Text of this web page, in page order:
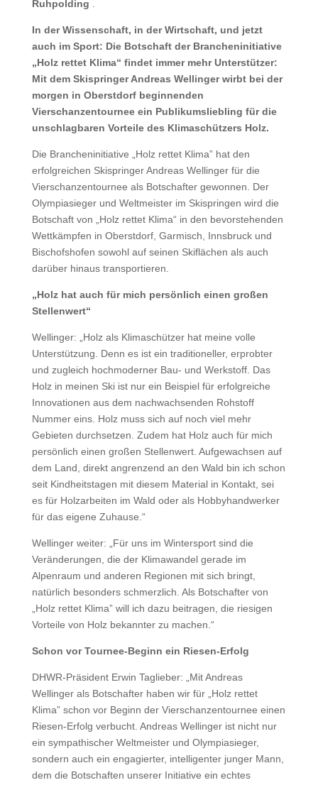
Ruhpolding .
In der Wissenschaft, in der Wirtschaft, und jetzt
auch im Sport: Die Botschaft der Brancheninitiative
„Holz rettet Klima“ findet immer mehr Unterstützer:
Mit dem Skispringer Andreas Wellinger wirbt bei der
morgen in Oberstdorf beginnenden
Vierschanzentournee ein Publikumsliebling für die
unschlagbaren Vorteile des Klimaschützers Holz.
Die Brancheninitiative „Holz rettet Klima” hat den
erfolgreichen Skispringer Andreas Wellinger für die
Vierschanzentournee als Botschafter gewonnen. Der
Olympiasieger und Weltmeister im Skispringen wird die
Botschaft von „Holz rettet Klima“ in den bevorstehenden
Wettkämpfen in Oberstdorf, Garmisch, Innsbruck und
Bischofshofen sowohl auf seinen Skiflächen als auch
darüber hinaus transportieren.
„Holz hat auch für mich persönlich einen großen
Stellenwert“
Wellinger: „Holz als Klimaschützer hat meine volle
Unterstützung. Denn es ist ein traditioneller, erprobter
und zugleich hochmoderner Bau- und Werkstoff. Das
Holz in meinen Ski ist nur ein Beispiel für erfolgreiche
Innovationen aus dem nachwachsenden Rohstoff
Nummer eins. Holz muss sich auf noch viel mehr
Gebieten durchsetzen. Zudem hat Holz auch für mich
persönlich einen großen Stellenwert. Aufgewachsen auf
dem Land, direkt angrenzend an den Wald bin ich schon
seit Kindheitstagen mit diesem Material in Kontakt, sei
es für Holzarbeiten im Wald oder als Hobbyhandwerker
für das eigene Zuhause.“
Wellinger weiter: „Für uns im Wintersport sind die
Veränderungen, die der Klimawandel gerade im
Alpenraum und anderen Regionen mit sich bringt,
natürlich besonders schmerzlich. Als Botschafter von
„Holz rettet Klima” will ich dazu beitragen, die riesigen
Vorteile von Holz bekannter zu machen.“
Schon vor Tournee-Beginn ein Riesen-Erfolg
DHWR-Präsident Erwin Taglieber: „Mit Andreas
Wellinger als Botschafter haben wir für „Holz rettet
Klima” schon vor Beginn der Vierschanzentournee einen
Riesen-Erfolg verbucht. Andreas Wellinger ist nicht nur
ein sympathischer Weltmeister und Olympiasieger,
sondern auch ein engagierter, intelligenter junger Mann,
dem die Botschaften unserer Initiative ein echtes